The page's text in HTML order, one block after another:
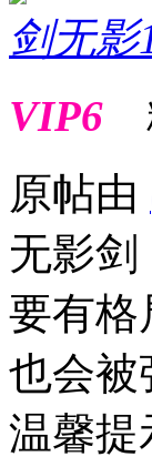
剑无影
VIP6
原帖由
无影
要有格
也会被
温馨提